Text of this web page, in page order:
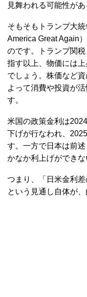
見舞われる可能性があ
そもそもトランプ大
America Great Again
のです。トランプ関
指す以上、物価には
でしょう。株価など
よって消費や投資が
す。
米国の政策金利は
下げが行なわれ、
す。一方で日本は前
かなか利上げができな
つまり、「日米金利
という見通し自体が